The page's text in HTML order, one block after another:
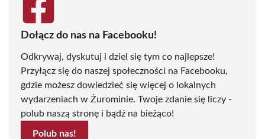
Dołącz do nas na Facebooku!
Odkrywaj, dyskutuj i dziel się tym co najlepsze!
Przyłącz się do naszej społeczności na Facebooku,
gdzie możesz dowiedzieć się więcej o lokalnych
wydarzeniach w Żurominie. Twoje zdanie się liczy -
polub naszą stronę i bądź na bieżąco!
Polub nas!